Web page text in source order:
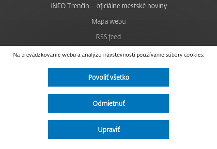
Na prevádzkovanie webu a analýzu návštevnosti používame súbory cookies.
Povoliť všetko
Odmietnuť
Upraviť
INFO Trenčín – oficiálne mestské noviny
Mapa webu
RSS feed
Nastavenie cookies
Facebook
Instagram
Vyhlásenie o prístupnosti